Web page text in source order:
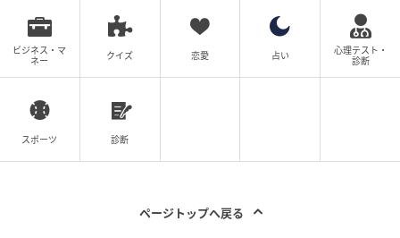
ビジネス・マ
ネー
クイズ 恋愛 占い
心理テスト・
診断
スポーツ 診断
ページトップへ戻る